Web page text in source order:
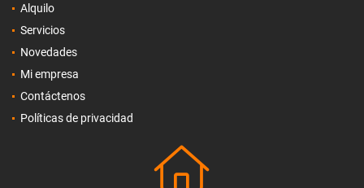
Alquilo
Servicios
Novedades
Mi empresa
Contáctenos
Políticas de privacidad